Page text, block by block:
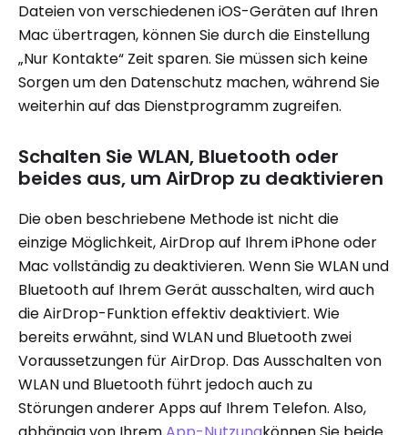
Dateien von verschiedenen iOS-Geräten auf Ihren
Mac übertragen, können Sie durch die Einstellung
„Nur Kontakte“ Zeit sparen. Sie müssen sich keine
Sorgen um den Datenschutz machen, während Sie
weiterhin auf das Dienstprogramm zugreifen.
Schalten Sie WLAN, Bluetooth oder
beides aus, um AirDrop zu deaktivieren
Die oben beschriebene Methode ist nicht die
einzige Möglichkeit, AirDrop auf Ihrem iPhone oder
Mac vollständig zu deaktivieren. Wenn Sie WLAN und
Bluetooth auf Ihrem Gerät ausschalten, wird auch
die AirDrop-Funktion effektiv deaktiviert. Wie
bereits erwähnt, sind WLAN und Bluetooth zwei
Voraussetzungen für AirDrop. Das Ausschalten von
WLAN und Bluetooth führt jedoch auch zu
Störungen anderer Apps auf Ihrem Telefon. Also,